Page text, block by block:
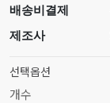
배송비결제
제조사
선택옵션
개수